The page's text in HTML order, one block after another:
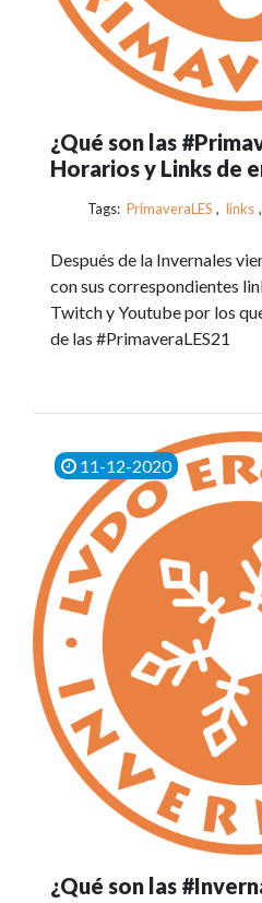
¿Qué son las
Horarios y Links de
Tags: PrimaveraLES , links ,
Después de la Invernales
con sus correspondientes
Twitch y Youtube por los
de las #PrimaveraLES21
11-12-2020
¿Qué son las